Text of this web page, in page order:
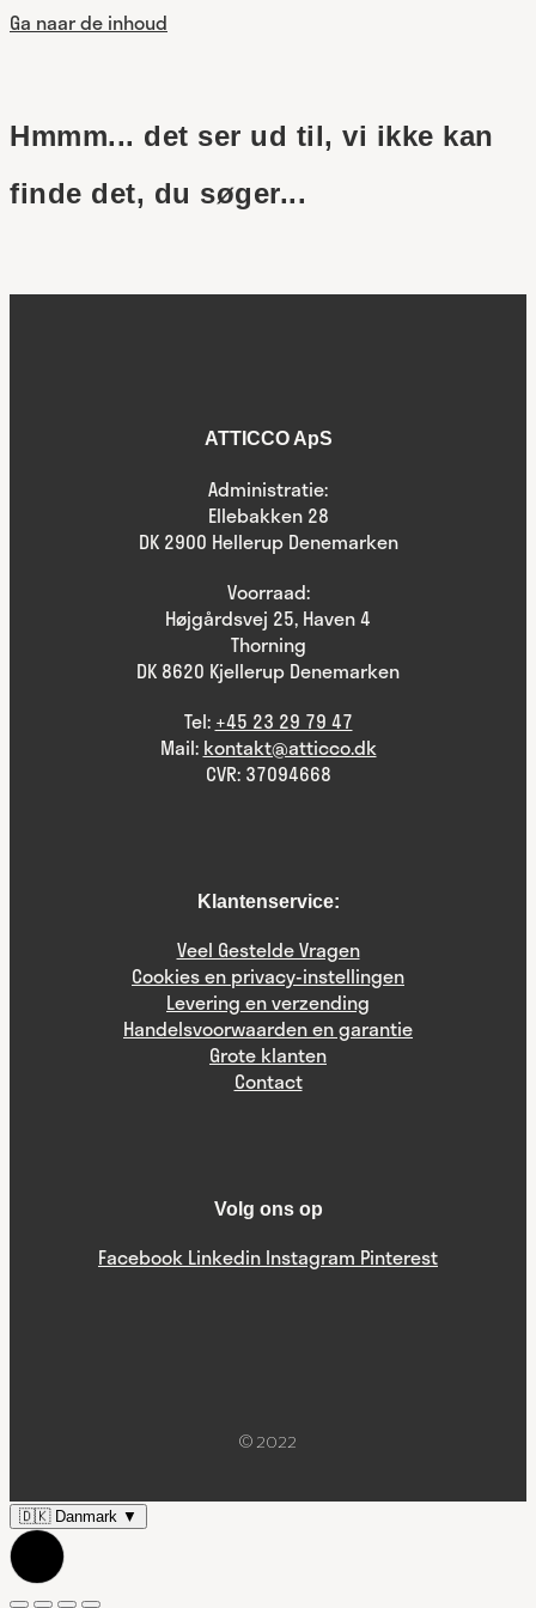
Ga naar de inhoud
Hmmm... det ser ud til, vi ikke kan
finde det, du søger...
ATTICCO ApS
Administratie:
Ellebakken 28
DK 2900 Hellerup Denemarken
Voorraad:
Højgårdsvej 25, Haven 4
Thorning
DK 8620 Kjellerup Denemarken
Tel: +45 23 29 79 47
Mail: kontakt@atticco.dk
CVR: 37094668
Klantenservice:
Veel Gestelde Vragen
Cookies en privacy-instellingen
Levering en verzending
Handelsvoorwaarden en garantie
Grote klanten
Contact
Volg ons op
Facebook Linkedin Instagram Pinterest
© 2022
🇩🇰 Danmark ▼